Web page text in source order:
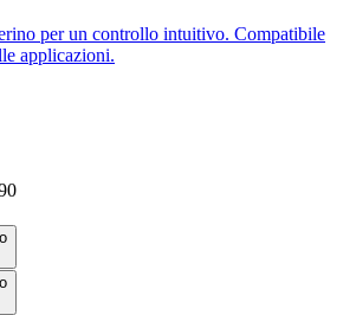
per un controllo intuitivo. Compatibile
applicazioni.